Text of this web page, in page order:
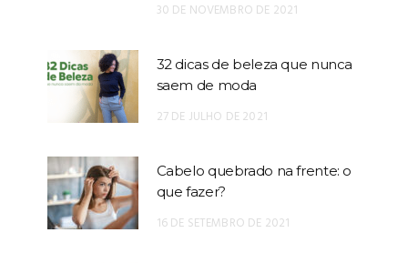
30 DE NOVEMBRO DE 2021
32 dicas de beleza que nunca
saem de moda
27 DE JULHO DE 2021
Cabelo quebrado na frente: o
que fazer?
16 DE SETEMBRO DE 2021